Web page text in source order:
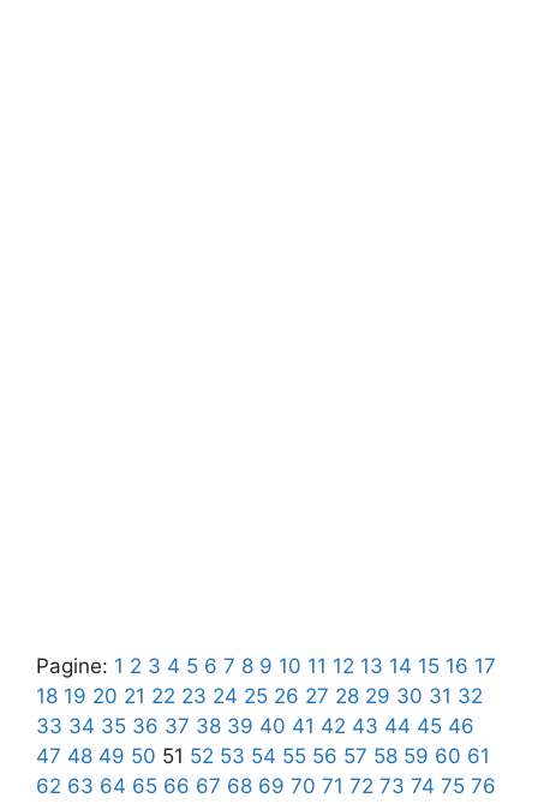
Pagine: 1 2 3 4 5 6 7 8 9 10 11 12 13 14 15 16 17
18 19 20 21 22 23 24 25 26 27 28 29 30 31 32
33 34 35 36 37 38 39 40 41 42 43 44 45 46
47 48 49 50 51 52 53 54 55 56 57 58 59 60 61
62 63 64 65 66 67 68 69 70 71 72 73 74 75 76